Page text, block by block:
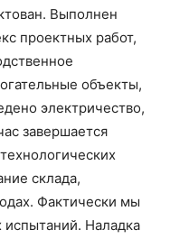
Выполнен
проектных работ,
объекты,
электричество,
завершается
склада,
Фактически мы
Наладка